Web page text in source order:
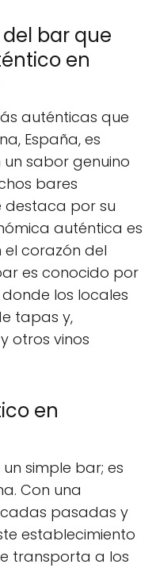
bar que
en
auténticas que
España, es
sabor genuino
bares
destaca por su
auténtica es
el corazón del
es conocido por
los locales
tapas y,
otros vinos
en
simple bar; es
Con una
pasadas y
establecimiento
transporta a los